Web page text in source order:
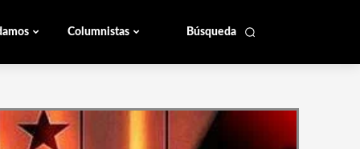
Búsqueda
Columnistas